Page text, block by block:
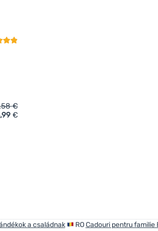
mit Doppelverschluss 1000 ml'
€
€
a családnak ROCadouri pentru familie